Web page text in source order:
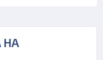
НА